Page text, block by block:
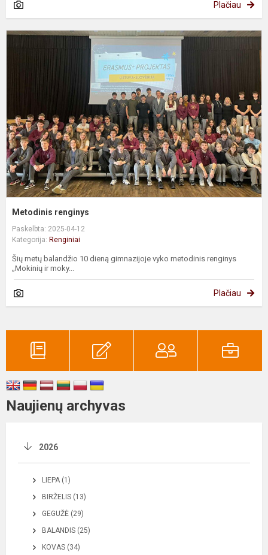
Plačiau
Metodinis renginys
Paskelbta: 2025-04-12
Kategorija: Renginiai
Šių metų balandžio 10 dieną gimnazijoje vyko metodinis renginys
„Mokinių ir moky...
Plačiau
Naujienų archyvas
2026
LIEPA (1)
BIRŽELIS (13)
GEGUŽĖ (29)
BALANDIS (25)
KOVAS (34)